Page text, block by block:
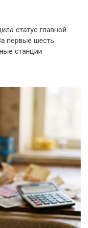
статус главной
первые шесть
станции